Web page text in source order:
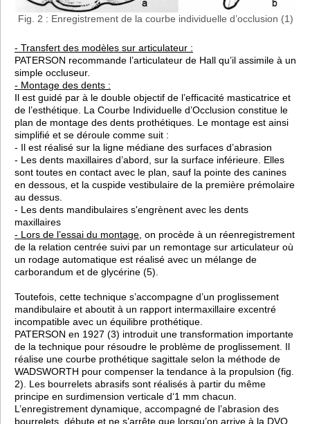
Fig. 2 : Enregistrement de la courbe individuelle d’occlusion (1)
- Transfert des modèles sur articulateur :
PATERSON recommande l’articulateur de Hall qu’il assimile à un
simple occluseur.
- Montage des dents :
Il est guidé par à le double objectif de l’efficacité masticatrice et
de l’esthétique. La Courbe Individuelle d’Occlusion constitue le
plan de montage des dents prothétiques. Le montage est ainsi
simplifié et se déroule comme suit :
- Il est réalisé sur la ligne médiane des surfaces d’abrasion
- Les dents maxillaires d’abord, sur la surface inférieure. Elles
sont toutes en contact avec le plan, sauf la pointe des canines
en dessous, et la cuspide vestibulaire de la première prémolaire
au dessus.
- Les dents mandibulaires s'engrènent avec les dents
maxillaires
- Lors de l’essai du montage , on procède à un réenregistrement
de la relation centrée suivi par un remontage sur articulateur où
un rodage automatique est réalisé avec un mélange de
carborandum et de glycérine (5).
Toutefois, cette technique s’accompagne d’un proglissement
mandibulaire et aboutit à un rapport intermaxillaire excentré
incompatible avec un équilibre prothétique.
PATERSON en 1927 (3) introduit une transformation importante
de la technique pour résoudre le problème de proglissement. Il
réalise une courbe prothétique sagittale selon la méthode de
WADSWORTH pour compenser la tendance à la propulsion (fig.
2). Les bourrelets abrasifs sont réalisés à partir du même
principe en surdimension verticale d‘1 mm chacun.
L’enregistrement dynamique, accompagné de l’abrasion des
bourrelets, débute et ne s’arrête que lorsqu’on arrive à la DVO